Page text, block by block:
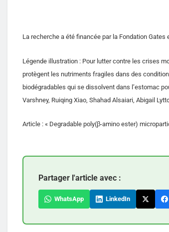
La recherche a été financée par la Fondation
Légende illustration : Pour lutter contre les crises
protègent les nutriments fragiles dans des
biodégradables qui se dissolvent dans l’estomac
Varshney, Ruiqing Xiao, Shahad Alsaiari, Abigail
Article : « Degradable poly(β-amino ester)
Partager l'article avec :
WhatsApp LinkedIn